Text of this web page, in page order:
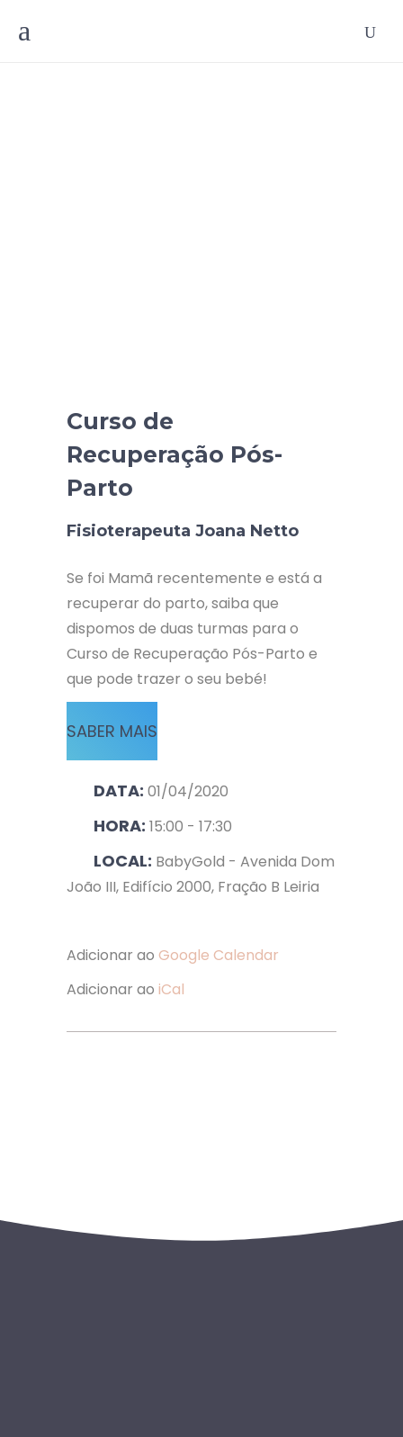
Curso de
Recuperação Pós-
Parto
Fisioterapeuta Joana Netto
Se foi Mamã recentemente e está a
recuperar do parto, saiba que
dispomos de duas turmas para o
Curso de Recuperação Pós-Parto e
que pode trazer o seu bebé!
SABER MAIS
DATA: 01/04/2020
HORA: 15:00 - 17:30
LOCAL: BabyGold - Avenida Dom
João III, Edifício 2000, Fração B Leiria
Adicionar ao Google Calendar
Adicionar ao iCal